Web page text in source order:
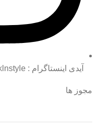
آیدی اینستاگرام : klnstyle
مجوز ها